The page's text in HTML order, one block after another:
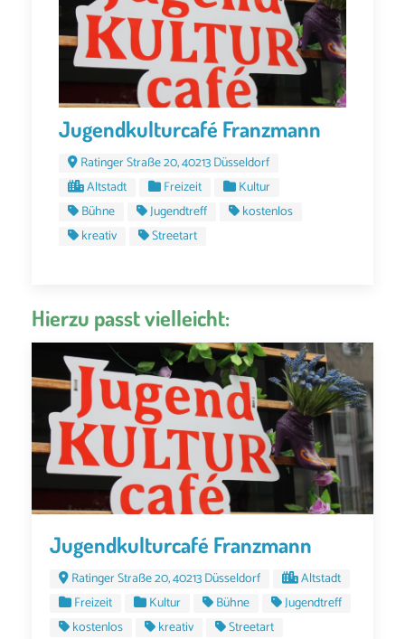
Jugendkulturcafé Franzmann
Ratinger Straße 20, 40213 Düsseldorf
Altstadt
Freizeit
Kultur
Bühne
Jugendtreff
kostenlos
kreativ
Streetart
Hierzu passt vielleicht:
Jugendkulturcafé Franzmann
Ratinger Straße 20, 40213 Düsseldorf
Altstadt
Freizeit
Kultur Bühne
Jugendtreff
kostenlos
kreativ Streetart